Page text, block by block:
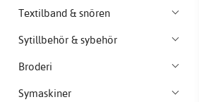
Textilband & snören
Sytillbehör & sybehör
Broderi
Symaskiner